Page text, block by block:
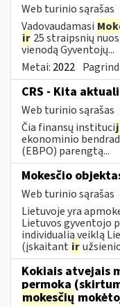
Web turinio sąrašas
Vadovaudamasi
ir 25 straipsnių
vienodą Gyventojų...
Metai: 2022
CRS - Kita
Web turinio sąrašas
Čia finansų instituci
ekonominio
(EBPO) parengtą...
Mokesčio
Web turinio sąrašas
Lietuvoje yra
Lietuvos gyventojo
individualią veiklą
(įskaitant ir
Kokiais atvejais
permoka
mokesčių